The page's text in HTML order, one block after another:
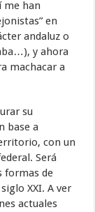
me han
en
andaluz o
y ahora
machacar a
su
base a
con un
Será
formas de
XXI. A ver
actuales